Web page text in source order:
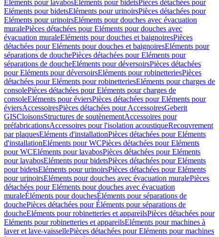
Eléments pour lavabosEléments pour bidetsPièces détachées pour
Eléments pour bidetsEléments pour urinoirsPièces détachées pour
Eléments pour urinoirsEléments pour douches avec évacuation
muralePièces détachées pour Eléments pour douches avec
évacuation muraleEléments pour douches et baignoiresPièces
détachées pour Eléments pour douches et baignoiresEléments pour
séparations de douchePièces détachées pour Eléments pour
séparations de doucheEléments pour déversoirsPièces détachées
pour Eléments pour déversoirsEléments pour robinetteriesPièces
détachées pour Eléments pour robinetteriesEléments pour charges de
consolePièces détachées pour Eléments pour charges de
consoleEléments pour éviersPièces détachées pour Eléments pour
éviersAccessoiresPièces détachées pour AccessoiresGeberit
GISCloisonsStructures de soutènementAccessoires pour
préfabricationsAccessoires pour l'isolation acoustiqueRecouvrement
par plaquesEléments d'installationPièces détachées pour Eléments
d'installationEléments pour WCPièces détachées pour Eléments
pour WCEléments pour lavabosPièces détachées pour Eléments
pour lavabosEléments pour bidetsPièces détachées pour Eléments
pour bidetsEléments pour urinoirsPièces détachées pour Eléments
pour urinoirsEléments pour douches avec évacuation muralePièces
détachées pour Eléments pour douches avec évacuation
muraleÉléments pour douchesÉléments pour séparations de
douchePièces détachées pour Éléments pour séparations de
doucheEléments pour robinetteries et appareilsPièces détachées pour
Eléments pour robinetteries et appareilsEléments pour machines à
laver et lave-vaissellePièces détachées pour Eléments pour machines